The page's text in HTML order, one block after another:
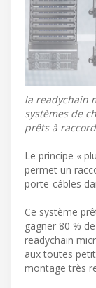
la readychain
systèmes de
prêts à
Le principe «
permet un
porte-câbles
Ce système
gagner 80 %
readychain
aux toutes
montage très